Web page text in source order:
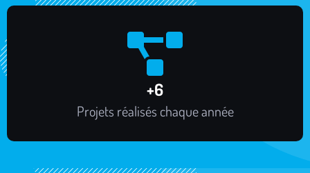
+7
Projets réalisés chaque année